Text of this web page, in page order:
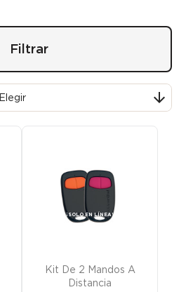
Filtrar
Elegir 
¡SOLO EN LÍNEA!
Kit De 2 Mandos A
Distancia